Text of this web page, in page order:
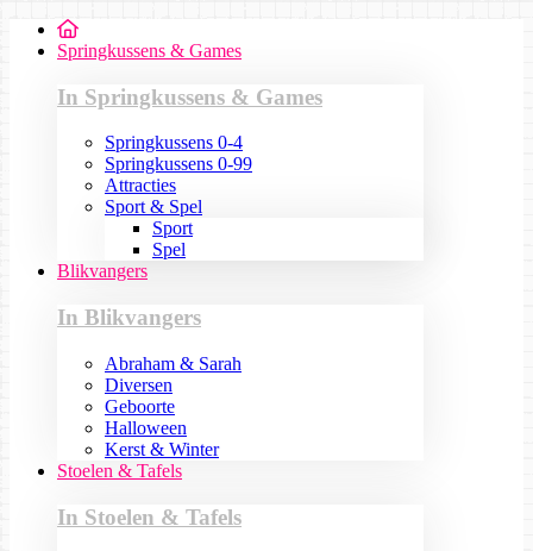
Springkussens & Games
In Springkussens & Games
Springkussens 0-4
Springkussens 0-99
Attracties
Sport & Spel
Sport
Spel
Blikvangers
In Blikvangers
Abraham & Sarah
Diversen
Geboorte
Halloween
Kerst & Winter
Stoelen & Tafels
In Stoelen & Tafels